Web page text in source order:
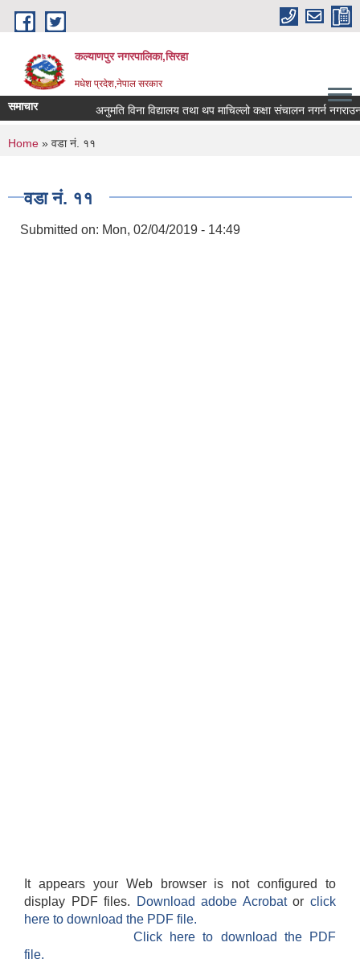
Skip to main content
कल्याणपुर नगरपालिका,सिरहा
मधेश प्रदेश,नेपाल सरकार
समाचार अनुमति विना विद्यालय तथा थप माचिल्लो कक्षा संचालन नगर्न नगराउन
You are here
Home » वडा नं. ११
वडा नं. ११
Submitted on: Mon, 02/04/2019 - 14:49
It appears your Web browser is not configured to
display PDF files.
Download adobe Acrobatorclick
here to download the PDF file.
Click here to download the PDF
file.